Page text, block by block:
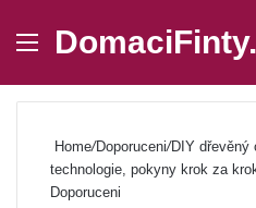
Menu
Home/Doporuceni/DIY dřevěný
technologie, pokyny krok za
Doporuceni